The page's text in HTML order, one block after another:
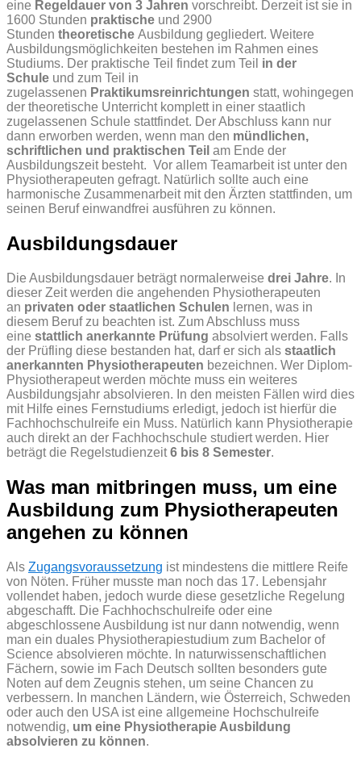
eine Regeldauer von 3 Jahren vorschreibt. Derzeit ist sie in
1600 Stunden praktische und 2900
Stunden theoretische Ausbildung gegliedert. Weitere
Ausbildungsmöglichkeiten bestehen im Rahmen eines
Studiums. Der praktische Teil findet zum Teil in der
Schule und zum Teil in
zugelassenen Praktikumsreinrichtungen statt, wohingegen
der theoretische Unterricht komplett in einer staatlich
zugelassenen Schule stattfindet. Der Abschluss kann nur
dann erworben werden, wenn man den mündlichen,
schriftlichen und praktischen Teil am Ende der
Ausbildungszeit besteht. Vor allem Teamarbeit ist unter den
Physiotherapeuten gefragt. Natürlich sollte auch eine
harmonische Zusammenarbeit mit den Ärzten stattfinden, um
seinen Beruf einwandfrei ausführen zu können.
Ausbildungsdauer
Die Ausbildungsdauer beträgt normalerweise drei Jahre. In
dieser Zeit werden die angehenden Physiotherapeuten
an privaten oder staatlichen Schulen lernen, was in
diesem Beruf zu beachten ist. Zum Abschluss muss
eine stattlich anerkannte Prüfung absolviert werden. Falls
der Prüfling diese bestanden hat, darf er sich als staatlich
anerkannten Physiotherapeuten bezeichnen. Wer Diplom-
Physiotherapeut werden möchte muss ein weiteres
Ausbildungsjahr absolvieren. In den meisten Fällen wird dies
mit Hilfe eines Fernstudiums erledigt, jedoch ist hierfür die
Fachhochschulreife ein Muss. Natürlich kann Physiotherapie
auch direkt an der Fachhochschule studiert werden. Hier
beträgt die Regelstudienzeit6 bis 8 Semester.
Was man mitbringen muss, um eine
Ausbildung zum Physiotherapeuten
angehen zu können
Als Zugangsvoraussetzung ist mindestens die mittlere Reife
von Nöten. Früher musste man noch das 17. Lebensjahr
vollendet haben, jedoch wurde diese gesetzliche Regelung
abgeschafft. Die Fachhochschulreife oder eine
abgeschlossene Ausbildung ist nur dann notwendig, wenn
man ein duales Physiotherapiestudium zum Bachelor of
Science absolvieren möchte. In naturwissenschaftlichen
Fächern, sowie im Fach Deutsch sollten besonders gute
Noten auf dem Zeugnis stehen, um seine Chancen zu
verbessern. In manchen Ländern, wie Österreich, Schweden
oder auch den USA ist eine allgemeine Hochschulreife
notwendig, um eine Physiotherapie Ausbildung
absolvieren zu können.